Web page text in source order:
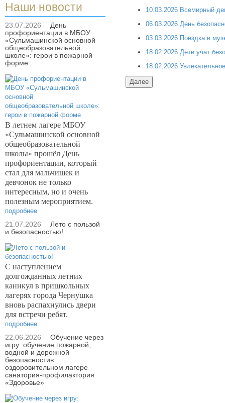
Наши новости
23.07.2026
День
профориентации в МБОУ
«Сульмашинской основной
общеобразовательной
школе»: герои в пожарной
форме
В летнем лагере МБОУ
«Сульмашинской основной
общеобразовательной
школы» прошёл День
профориентации, который
стал для мальчишек и
девчонок не только
интересным, но и очень
полезным мероприятием.
подробнее
21.07.2026
Лето с пользой
и безопасностью!
С наступлением
долгожданных летних
каникул в пришкольных
лагерях города Чернушка
вновь распахнулись двери
для встречи ребят.
подробнее
22.06.2026
Обучение через
игру: обучение пожарной,
водной и дорожной
безопасностив
оздоровительном лагере
санатория-профилактория
«Здоровье»
10.03.2026 Всемирный
06.03.2026 День
03.03.2026 Поездка в
18.02.2026 Дети учат
18.02.2026